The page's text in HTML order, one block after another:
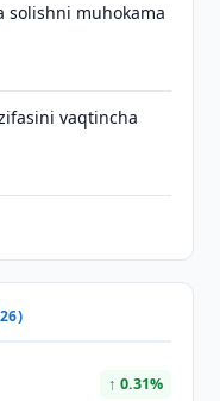
muhokama
vaqtincha
↑ 0.31%